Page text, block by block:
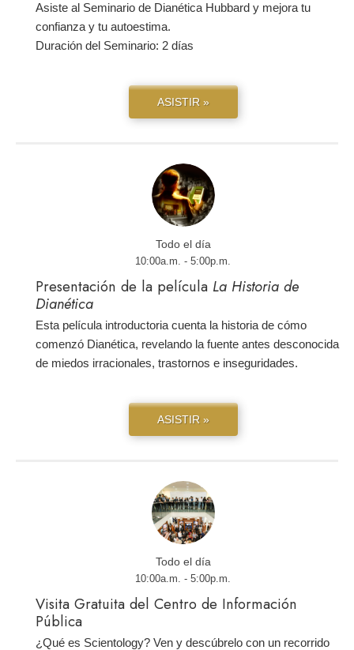
Asiste al Seminario de Dianética Hubbard y mejora tu
confianza y tu autoestima.
Duración del Seminario: 2 días
ASISTIR »
Todo el día
10:00a.m. - 5:00p.m.
Presentación de la película La Historia de
Dianética
Esta película introductoria cuenta la historia de cómo
comenzó Dianética, revelando la fuente antes desconocida
de miedos irracionales, trastornos e inseguridades.
ASISTIR »
Todo el día
10:00a.m. - 5:00p.m.
Visita Gratuita del Centro de Información
Pública
¿Qué es Scientology? Ven y descúbrelo con un recorrido